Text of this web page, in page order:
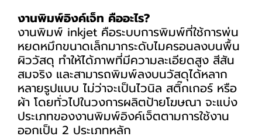
งานพิมพ์อิงค์เจ็ท คืออะไร?
งานพิมพ์ inkjet คือระบบการพิมพ์ที่ใช้การพ่น
หยดหมึกขนาดเล็กมากระดับไมครอนลงบนพื้น
ผิววัสดุ ทำให้ได้ภาพที่มีความละเอียดสูง สีสัน
สมจริง และสามารถพิมพ์ลงบนวัสดุได้หลาก
หลายรูปแบบ ไม่ว่าจะเป็นไวนิล สติ๊กเกอร์ หรือ
ผ้า โดยทั่วไปในวงการผลิตป้ายโฆษณา จะแบ่ง
ประเภทของงานพิมพ์อิงค์เจ็ตตามการใช้งาน
ออกเป็น 2 ประเภทหลัก